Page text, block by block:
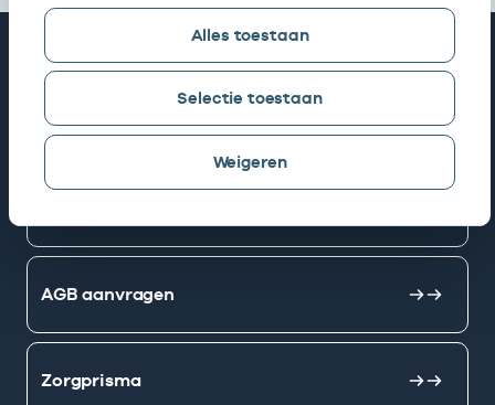
Alles toestaan
Selectie toestaan
Weigeren
Snel naar
AGB zoeken
AGB aanvragen
Zorgprisma